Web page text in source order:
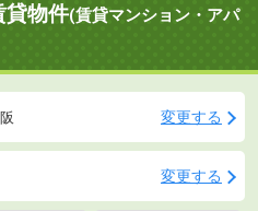
貸物件(賃貸マンション・アパ
変更する
変更する